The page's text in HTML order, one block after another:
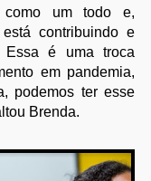
como um todo e,
contribuindo e
é uma troca
em pandemia,
podemos ter esse
Brenda.